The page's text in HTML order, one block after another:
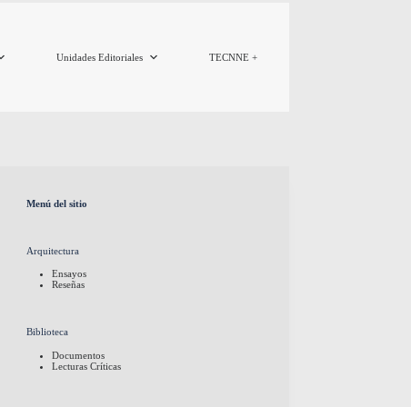
Unidades Editoriales TECNNE +
Menú del sitio
Arquitectura
Ensayos
Reseñas
Biblioteca
Documentos
Lecturas Críticas